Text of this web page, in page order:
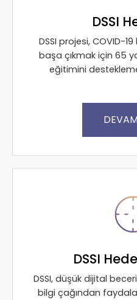
DSSI
DSSI projesi, COVID-
başa çıkmak için 65
eğitimini
DSSI
DSSI, düşük dijital
bilgi çağından